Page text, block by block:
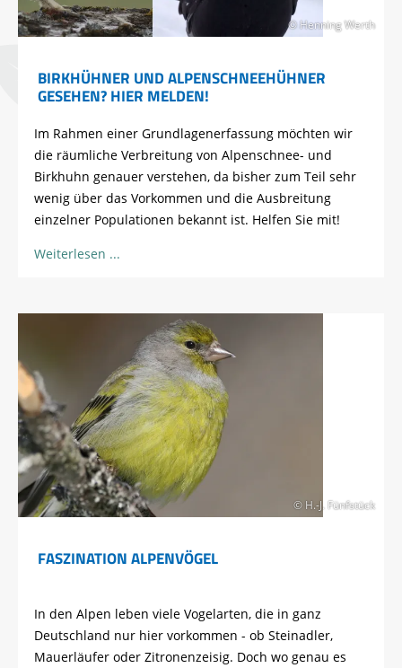
© Henning Werth
BIRKHÜHNER UND ALPENSCHNEEHÜHNER
GESEHEN? HIER MELDEN!
Im Rahmen einer Grundlagenerfassung möchten wir
die räumliche Verbreitung von Alpenschnee- und
Birkhuhn genauer verstehen, da bisher zum Teil sehr
wenig über das Vorkommen und die Ausbreitung
einzelner Populationen bekannt ist. Helfen Sie mit!
Weiterlesen
© H.-J. Fünfstück
FASZINATION ALPENVÖGEL
In den Alpen leben viele Vogelarten, die in ganz
Deutschland nur hier vorkommen - ob Steinadler,
Mauerläufer oder Zitronenzeisig. Doch wo genau es